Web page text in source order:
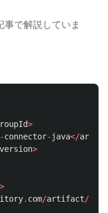
で解説していま
>
-connector- java</
version>
. com/artifact/